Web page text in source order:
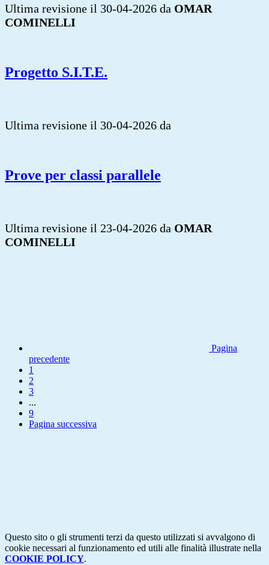
Ultima revisione il 30-04-2026 da OMAR
COMINELLI
Progetto S.I.T.E.
Ultima revisione il 30-04-2026 da
Prove per classi parallele
Ultima revisione il 23-04-2026 da OMAR
COMINELLI
Pagina
precedente
1
2
3
...
9
Pagina successiva
Questo sito o gli strumenti terzi da questo utilizzati si avvalgono di
cookie necessari al funzionamento ed utili alle finalità illustrate nella
COOKIE POLICY.